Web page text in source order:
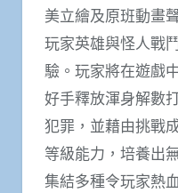
美立繪及原班動畫
玩家英雄與怪人戰
驗。玩家將在遊戲
好手釋放渾身解數
犯罪，並藉由挑戰
等級能力，培養出
集結多種令玩家熱